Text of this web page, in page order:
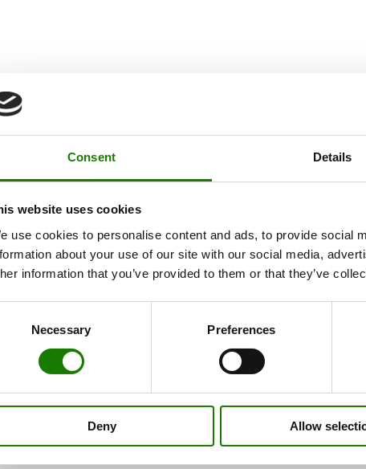
Consent Details
website uses cookies
use cookies to personalise content and ads, to provide social
about your use of our site with our social media,
information that you’ve provided to them or that they’ve
Necessary Preferences
Deny Allow
brændeovn